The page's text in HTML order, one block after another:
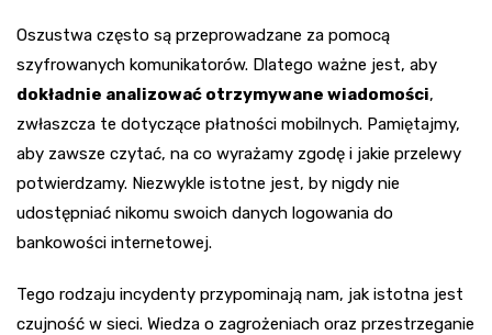
Oszustwa często są przeprowadzane za pomocą
szyfrowanych komunikatorów. Dlatego ważne jest, aby
dokładnie analizować otrzymywane wiadomości,
zwłaszcza te dotyczące płatności mobilnych. Pamiętajmy,
aby zawsze czytać, na co wyrażamy zgodę i jakie przelewy
potwierdzamy. Niezwykle istotne jest, by nigdy nie
udostępniać nikomu swoich danych logowania do
bankowości internetowej.
Tego rodzaju incydenty przypominają nam, jak istotna jest
czujność w sieci. Wiedza o zagrożeniach oraz przestrzeganie